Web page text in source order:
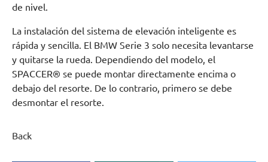
de nivel.
La instalación del sistema de elevación inteligente es
rápida y sencilla. El BMW Serie 3 solo necesita levantarse
y quitarse la rueda. Dependiendo del modelo, el
SPACCER® se puede montar directamente encima o
debajo del resorte. De lo contrario, primero se debe
desmontar el resorte.
Back